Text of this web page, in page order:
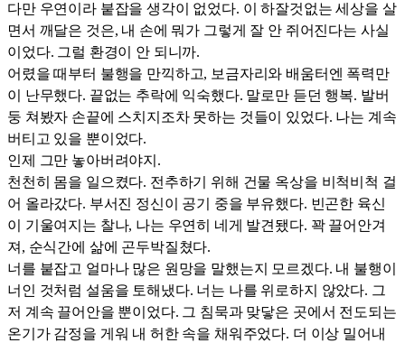
다만 우연이라 붙잡을 생각이 없었다. 이 하잘것없는 세상을 살
면서 깨달은 것은, 내 손에 뭐가 그렇게 잘 안 쥐어진다는 사실
이었다. 그럴 환경이 안 되니까.
어렸을 때부터 불행을 만끽하고, 보금자리와 배움터엔 폭력만
이 난무했다. 끝없는 추락에 익숙했다. 말로만 듣던 행복. 발버
둥 쳐봤자 손끝에 스치지조차 못하는 것들이 있었다. 나는 계속
버티고 있을 뿐이었다.
인제 그만 놓아버려야지.
천천히 몸을 일으켰다. 전추하기 위해 건물 옥상을 비척비척 걸
어 올라갔다. 부서진 정신이 공기 중을 부유했다. 빈곤한 육신
이 기울여지는 찰나, 나는 우연히 네게 발견됐다. 꽉 끌어안겨
져, 순식간에 삶에 곤두박질쳤다.
너를 붙잡고 얼마나 많은 원망을 말했는지 모르겠다. 내 불행이
너인 것처럼 설움을 토해냈다. 너는 나를 위로하지 않았다. 그
저 계속 끌어안을 뿐이었다. 그 침묵과 맞닿은 곳에서 전도되는
온기가 감정을 게워 내 허한 속을 채워주었다. 더 이상 밀어내